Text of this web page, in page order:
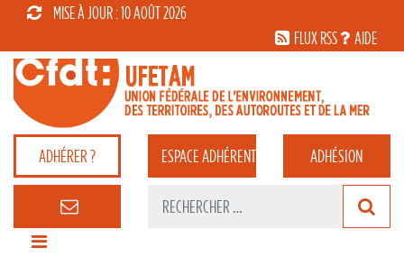
MISE À JOUR : 10 AOÛT 2026
FLUX RSS
AIDE
ADHÉRER ? ESPACEADHÉRENT ADHÉSION